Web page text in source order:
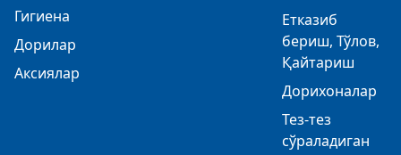
Гигиена
Дорилар
Аксиялар
Етказиб
бериш, Тўлов,
Қайтариш
Дорихоналар
Тез-тез
сўраладиган